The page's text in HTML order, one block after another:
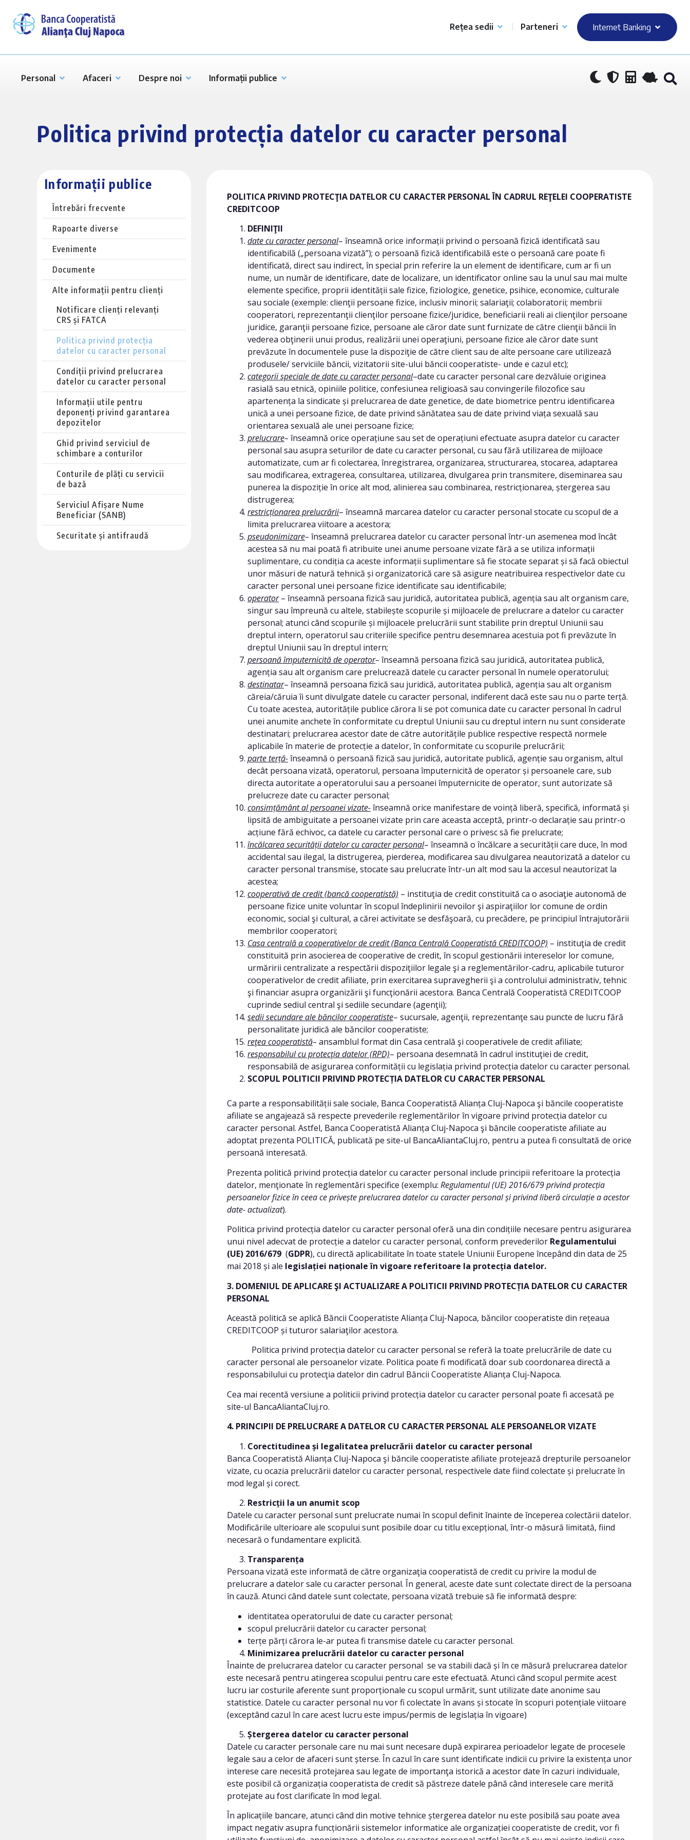
Rețea sedii Parteneri Internet Banking
Personal Afaceri Despre noi Informații publice
Politica privind protecția datelor cu caracter personal
Informații publice
Întrebări frecvente
Rapoarte diverse
Evenimente
Documente
Alte informații pentru clienți
Notificare clienți relevanți
CRS și FATCA
Politica privind protecția
datelor cu caracter personal
Condiții privind prelucrarea
datelor cu caracter personal
Informații utile pentru
deponenți privind garantarea
depozitelor
Ghid privind serviciul de
schimbare a conturilor
Conturile de plăți cu servicii
de bază
Serviciul Afișare Nume
Beneficiar (SANB)
Securitate și antifraudă
POLITICA PRIVIND PROTECŢIA DATELOR CU CARACTER PERSONAL ÎN CADRUL REŢELEI COOPERATISTE
CREDITCOOP
DEFINIŢII
date cu caracter personal– înseamnă orice informații privind o persoană fizică identificată sau
identificabilă („persoana vizată”); o persoană fizică identificabilă este o persoană care poate fi
identificată, direct sau indirect, în special prin referire la un element de identificare, cum ar fi un
nume, un număr de identificare, date de localizare, un identificator online sau la unul sau mai multe
elemente specifice, proprii identității sale fizice, fiziologice, genetice, psihice, economice, culturale
sau sociale (exemple: clienţii persoane fizice, inclusiv minorii; salariaţii; colaboratorii; membrii
cooperatori, reprezentanţii clienţilor persoane fizice/juridice, beneficiarii reali ai clienţilor persoane
juridice, garanţii persoane fizice, persoane ale căror date sunt furnizate de către clienţii băncii în
vederea obţinerii unui produs, realizării unei operaţiuni, persoane fizice ale căror date sunt
prevăzute în documentele puse la dispoziţie de către client sau de alte persoane care utilizează
produsele/ serviciile băncii, vizitatorii site-ului băncii cooperatiste- unde e cazul etc);
categorii speciale de date cu caracter personal–date cu caracter personal care dezvăluie originea
rasială sau etnică, opiniile politice, confesiunea religioasă sau convingerile filozofice sau
apartenența la sindicate și prelucrarea de date genetice, de date biometrice pentru identificarea
unică a unei persoane fizice, de date privind sănătatea sau de date privind viața sexuală sau
orientarea sexuală ale unei persoane fizice;
prelucrare– înseamnă orice operațiune sau set de operațiuni efectuate asupra datelor cu caracter
personal sau asupra seturilor de date cu caracter personal, cu sau fără utilizarea de mijloace
automatizate, cum ar fi colectarea, înregistrarea, organizarea, structurarea, stocarea, adaptarea
sau modificarea, extragerea, consultarea, utilizarea, divulgarea prin transmitere, diseminarea sau
punerea la dispoziție în orice alt mod, alinierea sau combinarea, restricționarea, ștergerea sau
distrugerea;
restricționarea prelucrării– înseamnă marcarea datelor cu caracter personal stocate cu scopul de a
limita prelucrarea viitoare a acestora;
pseudonimizare– înseamnă prelucrarea datelor cu caracter personal într-un asemenea mod încât
acestea să nu mai poată fi atribuite unei anume persoane vizate fără a se utiliza informații
suplimentare, cu condiția ca aceste informații suplimentare să fie stocate separat și să facă obiectul
unor măsuri de natură tehnică și organizatorică care să asigure neatribuirea respectivelor date cu
caracter personal unei persoane fizice identificate sau identificabile;
operator– înseamnă persoana fizică sau juridică, autoritatea publică, agenția sau alt organism care,
singur sau împreună cu altele, stabilește scopurile și mijloacele de prelucrare a datelor cu caracter
personal; atunci când scopurile și mijloacele prelucrării sunt stabilite prin dreptul Uniunii sau
dreptul intern, operatorul sau criteriile specifice pentru desemnarea acestuia pot fi prevăzute în
dreptul Uniunii sau în dreptul intern;
persoană împuternicită de operator– înseamnă persoana fizică sau juridică, autoritatea publică,
agenția sau alt organism care prelucrează datele cu caracter personal în numele operatorului;
destinatar– înseamnă persoana fizică sau juridică, autoritatea publică, agenția sau alt organism
căreia/căruia îi sunt divulgate datele cu caracter personal, indiferent dacă este sau nu o parte terță.
Cu toate acestea, autoritățile publice cărora li se pot comunica date cu caracter personal în cadrul
unei anumite anchete în conformitate cu dreptul Uniunii sau cu dreptul intern nu sunt considerate
destinatari; prelucrarea acestor date de către autoritățile publice respective respectă normele
aplicabile în materie de protecție a datelor, în conformitate cu scopurile prelucrării;
parte terță-înseamnă o persoană fizică sau juridică, autoritate publică, agenție sau organism, altul
decât persoana vizată, operatorul, persoana împuternicită de operator și persoanele care, sub
directa autoritate a operatorului sau a persoanei împuternicite de operator, sunt autorizate să
prelucreze date cu caracter personal;
consimțământ al persoanei vizate-înseamnă orice manifestare de voință liberă, specifică, informată și
lipsită de ambiguitate a persoanei vizate prin care aceasta acceptă, printr-o declarație sau printr-o
acțiune fără echivoc, ca datele cu caracter personal care o privesc să fie prelucrate;
încălcarea securității datelor cu caracter personal– înseamnă o încălcare a securității care duce, în mod
accidental sau ilegal, la distrugerea, pierderea, modificarea sau divulgarea neautorizată a datelor cu
caracter personal transmise, stocate sau prelucrate într-un alt mod sau la accesul neautorizat la
acestea;
cooperativă de credit (bancă cooperatistă) – instituţia de credit constituită ca o asociaţie autonomă de
persoane fizice unite voluntar în scopul îndeplinirii nevoilor şi aspiraţiilor lor comune de ordin
economic, social şi cultural, a cărei activitate se desfăşoară, cu precădere, pe principiul întrajutorării
membrilor cooperatori;
Casa centrală a cooperativelor de credit (Banca Centrală Cooperatistă CREDITCOOP) – instituţia de credit
constituită prin asocierea de cooperative de credit, în scopul gestionării intereselor lor comune,
urmăririi centralizate a respectării dispoziţiilor legale şi a reglementărilor-cadru, aplicabile tuturor
cooperativelor de credit afiliate, prin exercitarea supravegherii şi a controlului administrativ, tehnic
şi financiar asupra organizării şi funcţionării acestora. Banca Centrală Cooperatistă CREDITCOOP
cuprinde sediul central şi sediile secundare (agenţii);
sedii secundare ale băncilor cooperatiste– sucursale, agenţii, reprezentanţe sau puncte de lucru fără
personalitate juridică ale băncilor cooperatiste;
reţea cooperatistă– ansamblul format din Casa centrală şi cooperativele de credit afiliate;
responsabilul cu protecţia datelor (RPD)– persoana desemnată în cadrul instituţiei de credit,
responsabilă de asigurarea conformității cu legislația privind protecția datelor cu caracter personal.
SCOPUL POLITICII PRIVIND PROTECȚIA DATELOR CU CARACTER PERSONAL
Ca parte a responsabilității sale sociale, Banca Cooperatistă Alianța Cluj-Napoca şi băncile cooperatiste
afiliate se angajează să respecte prevederile reglementărilor în vigoare privind protecția datelor cu
caracter personal. Astfel, Banca Cooperatistă Alianța Cluj-Napoca şi băncile cooperatiste afiliate au
adoptat prezenta POLITICĂ, publicată pe site-ul BancaAliantaCluj.ro, pentru a putea fi consultată de orice
persoană interesată.
Prezenta politică privind protecția datelor cu caracter personal include principii referitoare la protecția
datelor, menţionate în reglementări specifice (exemplu: Regulamentul (UE) 2016/679 privind protecția
persoanelor fizice în ceea ce privește prelucrarea datelor cu caracter personal și privind liberă circulație a acestor
date- actualizat).
Politica privind protecția datelor cu caracter personal oferă una din condițiile necesare pentru asigurarea
unui nivel adecvat de protecție a datelor cu caracter personal, conform prevederilor Regulamentului
(UE) 2016/679 (GDPR), cu directă aplicabilitate în toate statele Uniunii Europene începând din data de 25
mai 2018 și ale legislației naționale în vigoare referitoare la protecția datelor.
3. DOMENIUL DE APLICARE ŞI ACTUALIZARE A POLITICII PRIVIND PROTECȚIA DATELOR CU CARACTER
PERSONAL
Această politică se aplică Băncii Cooperatiste Alianța Cluj-Napoca, băncilor cooperatiste din rețeaua
CREDITCOOP și tuturor salariaţilor acestora.
Politica privind protecția datelor cu caracter personal se referă la toate prelucrările de date cu
caracter personal ale persoanelor vizate. Politica poate fi modificată doar sub coordonarea directă a
responsabilului cu protecţia datelor din cadrul Băncii Cooperatiste Alianța Cluj-Napoca.
Cea mai recentă versiune a politicii privind protecția datelor cu caracter personal poate fi accesată pe
site-ul BancaAliantaCluj.ro.
4. PRINCIPII DE PRELUCRARE A DATELOR CU CARACTER PERSONAL ALE PERSOANELOR VIZATE
Corectitudinea și legalitatea prelucrării datelor cu caracter personal
Banca Cooperatistă Alianța Cluj-Napoca şi băncile cooperatiste afiliate protejează drepturile persoanelor
vizate, cu ocazia prelucrării datelor cu caracter personal, respectivele date fiind colectate și prelucrate în
mod legal și corect.
Restricții la un anumit scop
Datele cu caracter personal sunt prelucrate numai în scopul definit înainte de începerea colectării datelor.
Modificările ulterioare ale scopului sunt posibile doar cu titlu excepțional, într-o măsură limitată, fiind
necesară o fundamentare explicită.
Transparența
Persoana vizată este informată de către organizaţia cooperatistă de credit cu privire la modul de
prelucrare a datelor sale cu caracter personal. În general, aceste date sunt colectate direct de la persoana
în cauză. Atunci când datele sunt colectate, persoana vizată trebuie să fie informată despre:
identitatea operatorului de date cu caracter personal;
scopul prelucrării datelor cu caracter personal;
terțe părți cărora le-ar putea fi transmise datele cu caracter personal.
Minimizarea prelucrării datelor cu caracter personal
Înainte de prelucrarea datelor cu caracter personal se va stabili dacă și în ce măsură prelucrarea datelor
este necesară pentru atingerea scopului pentru care este efectuată. Atunci când scopul permite acest
lucru iar costurile aferente sunt proporționale cu scopul urmărit, sunt utilizate date anonime sau
statistice. Datele cu caracter personal nu vor fi colectate în avans și stocate în scopuri potențiale viitoare
(exceptând cazul în care acest lucru este impus/permis de legislația în vigoare)
Ștergerea datelor cu caracter personal
Datele cu caracter personale care nu mai sunt necesare după expirarea perioadelor legate de procesele
legale sau a celor de afaceri sunt șterse. În cazul în care sunt identificate indicii cu privire la existența unor
interese care necesită protejarea sau legate de importanţa istorică a acestor date în cazuri individuale,
este posibil că organizația cooperatista de credit să păstreze datele până când interesele care merită
protejate au fost clarificate în mod legal.
În aplicațiile bancare, atunci când din motive tehnice ștergerea datelor nu este posibilă sau poate avea
impact negativ asupra funcționării sistemelor informatice ale organizației cooperatiste de credit, vor fi